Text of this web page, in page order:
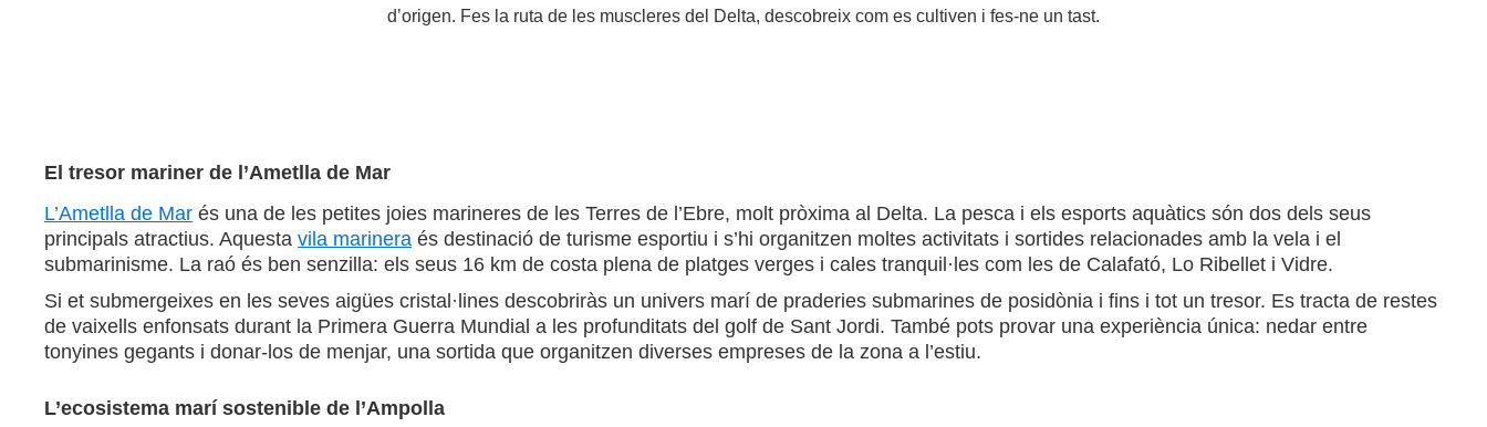
d’origen. Fes la ruta de les muscleres del Delta, descobreix com es cultiven i fes-ne un tast.
El tresor mariner de l’Ametlla de Mar
L’Ametlla de Mar és una de les petites joies marineres de les Terres de l’Ebre, molt pròxima al Delta. La pesca i els esports aquàtics són dos dels seus
principals atractius. Aquesta vila marinera és destinació de turisme esportiu i s’hi organitzen moltes activitats i sortides relacionades amb la vela i el
submarinisme. La raó és ben senzilla: els seus 16 km de costa plena de platges verges i cales tranquil·les com les de Calafató, Lo Ribellet i Vidre.
Si et submergeixes en les seves aigües cristal·lines descobriràs un univers marí de praderies submarines de posidònia i fins i tot un tresor. Es tracta de restes
de vaixells enfonsats durant la Primera Guerra Mundial a les profunditats del golf de Sant Jordi. També pots provar una experiència única: nedar entre
tonyines gegants i donar-los de menjar, una sortida que organitzen diverses empreses de la zona a l’estiu.
L’ecosistema marí sostenible de l’Ampolla